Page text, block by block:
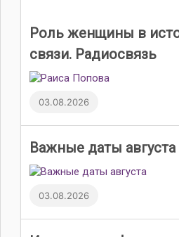
Роль женщины в
связи. Радиосвязь
03.08.2026
Важные даты августа
03.08.2026